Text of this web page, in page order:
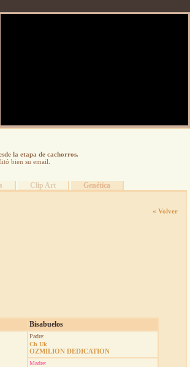
la etapa de cachorros.
bien su email.
Clip Art Genética
« Volver
Bisabuelos
Padre:
Ch Uk
OZMILION DEDICATION
Madre: